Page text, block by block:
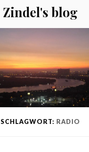
Zindel's blog
SCHLAGWORT: RADIO